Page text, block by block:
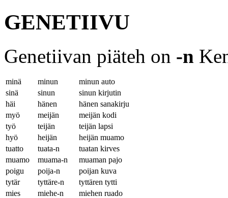
GENETIIVU
Genetiivan piäteh on -n
minä minun
minun auto
sinä
sinun
sinun kirjutin
häi
hänen
hänen sanakirju
myö
meijän
meijän kodi
työ
teijän
teijän lapsi
hyö
heijän
heijän muamo
tuatto
tuata-n
tuatan kirves
muamo
muama-n
muaman pajo
poigu
poija-n
poijan kuva
tytär
tyttäre-n
tyttären tytti
mies
miehe-n
miehen ruado